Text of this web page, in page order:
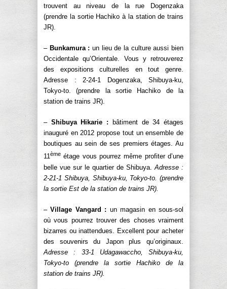
trouvent au niveau de la rue Dogenzaka
(prendre la sortie Hachiko à la station de trains
JR).
– Bunkamura : un lieu de la culture aussi bien
Occidentale qu’Orientale. Vous y retrouverez
des expositions culturelles en tout genre.
Adresse : 2-24-1 Dogenzaka, Shibuya-ku,
Tokyo-to. (prendre la sortie Hachiko de la
station de trains JR).
– Shibuya Hikarie : bâtiment de 34 étages
inauguré en 2012 propose tout un ensemble de
boutiques au sein de ses premiers étages. Au
11ème étage vous pourrez même profiter d’une
belle vue sur le quartier de Shibuya. Adresse :
2-21-1 Shibuya, Shibuya-ku, Tokyo-to. (prendre
la sortie Est de la station de trains JR).
–Village Vangard : un magasin en sous-sol
où vous pourrez trouver des choses vraiment
bizarres ou inattendues. Excellent pour acheter
des souvenirs du Japon plus qu’originaux.
Adresse : 33-1 Udagawaccho, Shibuya-ku,
Tokyo-to (prendre la sortie Hachiko de la
station de trains JR).